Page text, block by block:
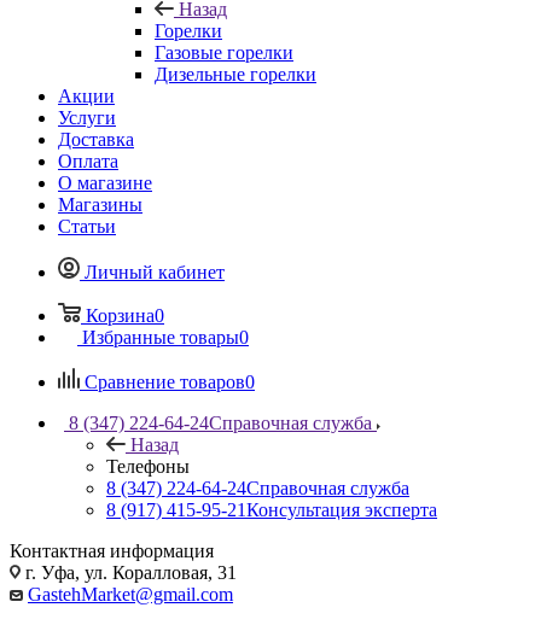
Назад
Горелки
Газовые горелки
Дизельные горелки
Акции
Услуги
Доставка
Оплата
О магазине
Магазины
Статьи
Личный кабинет
Корзина0
Избранные товары0
Сравнение товаров0
8 (347) 224-64-24Справочная служба
Назад
Телефоны
8 (347) 224-64-24Справочная служба
8 (917) 415-95-21Консультация эксперта
Контактная информация
г. Уфа, ул. Коралловая, 31
GastehMarket@gmail.com